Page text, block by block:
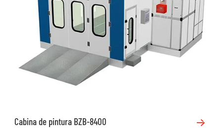
Cabina de pintura BZB-8400